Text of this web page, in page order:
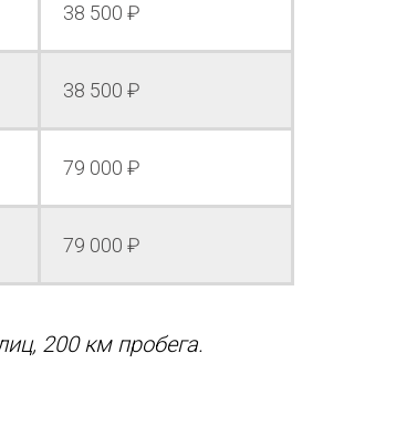
38 500 ₽
38 500 ₽
79 000 ₽
79 000 ₽
200 км пробега.